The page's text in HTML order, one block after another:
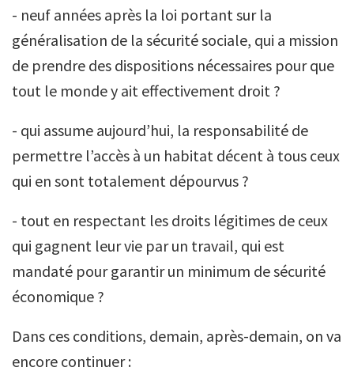
- neuf années après la loi portant sur la
généralisation de la sécurité sociale, qui a mission
de prendre des dispositions nécessaires pour que
tout le monde y ait effectivement droit ?
- qui assume aujourd’hui, la responsabilité de
permettre l’accès à un habitat décent à tous ceux
qui en sont totalement dépourvus ?
- tout en respectant les droits légitimes de ceux
qui gagnent leur vie par un travail, qui est
mandaté pour garantir un minimum de sécurité
économique ?
Dans ces conditions, demain, après-demain, on va
encore continuer :